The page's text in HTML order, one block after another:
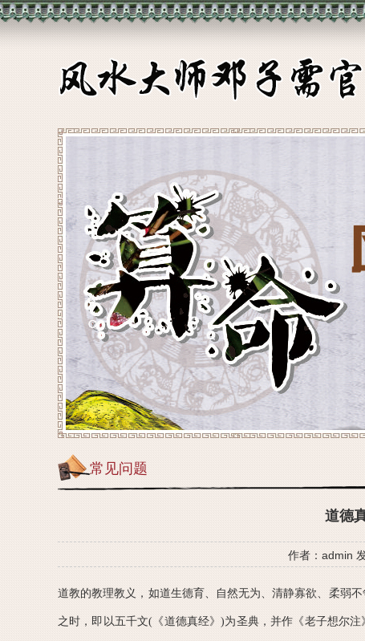
常见问题
道德
作者：admin
道教的教理教义，如道生德育、自然无为、清静寡欲、柔弱
之时，即以五千文(《道德真经》)为圣典，并作《老子想尔